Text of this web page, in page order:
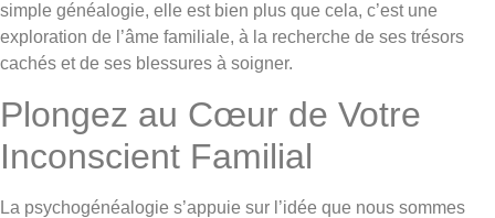
simple généalogie, elle est bien plus que cela, c’est une
exploration de l’âme familiale, à la recherche de ses trésors
cachés et de ses blessures à soigner.
Plongez au Cœur de Votre
Inconscient Familial
La psychogénéalogie s’appuie sur l’idée que nous sommes